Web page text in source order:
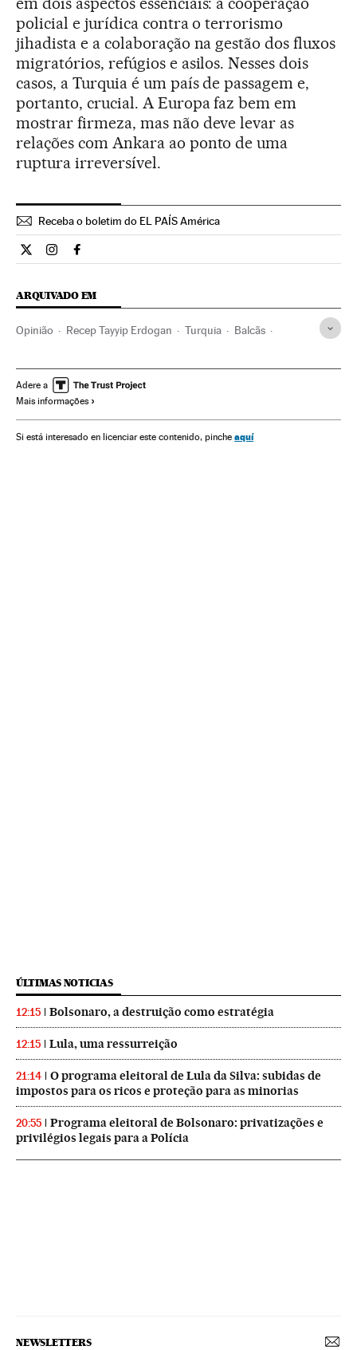
policial e jurídica contra o terrorismo
jihadista e a colaboração na gestão dos fluxos
migratórios, refúgios e asilos. Nesses dois
casos, a Turquia é um país de passagem e,
portanto, crucial. A Europa faz bem em
mostrar firmeza, mas não deve levar as
relações com Ankara ao ponto de uma
ruptura irreversível.
Receba o boletim do EL PAÍS América
Opiniao El País Brasil en Twitter
Opiniao El País Brasil en Instagram
Opiniao El País Brasil en Facebook
ARQUIVADO EM
Opinião Recep Tayyip Erdogan Turquia Balcãs
Europa Organizações internacionais
Adere a
Mais informações
Si está interesado en licenciar este contenido, pinche aquí
ÚLTIMAS NOTICIAS
12:15 Bolsonaro, a destruição como estratégia
12:15 Lula, uma ressurreição
21:14
O programa eleitoral de Lula da Silva: subidas de
impostos para os ricos e proteção para as minorias
20:55
Programa eleitoral de Bolsonaro: privatizações e
privilégios legais para a Polícia
NEWSLETTERS